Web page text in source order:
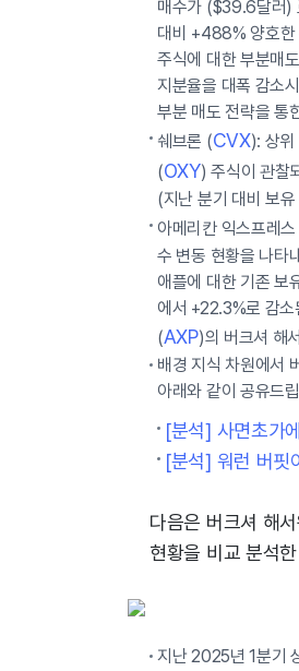
매수가 ($39.6달러)
대비 +488% 양호한
주식에 대한 부분매
지분율을 대폭 감소
부분 매도 전략을 통
쉐브론 (CVX): 상위
(OXY) 주식이 관찰
(지난 분기 대비 보
아메리칸 익스프레
수 변동 현황을 나타
애플에 대한 기존 보
에서 +22.3%로 감
(AXP)의 버크셔 해
배경 지식 차원에서
아래와 같이 공유드
[분석] 사면초가
[분석] 워런 버핏
다음은 버크셔 해
현황을 비교 분석
지난 2025년 1분기